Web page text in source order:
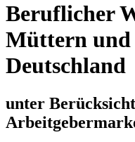
Beruflicher
Müttern
Deutschland
unter